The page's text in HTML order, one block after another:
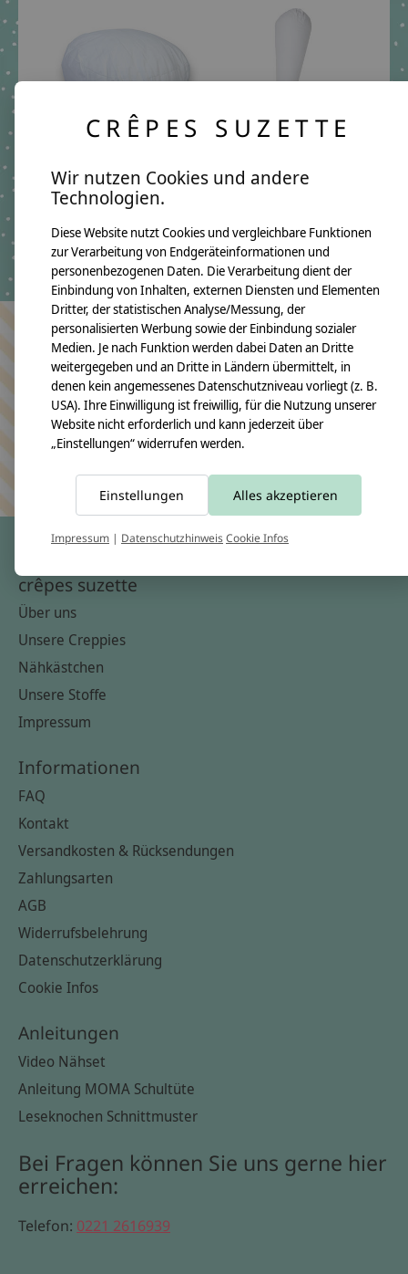
Lift-Up-Kissen für
Stoffschultüten
€14,09 *
*Inkl. MwSt. zzgl.
Versandkosten
10er Schultütenkissen,
€205,96 *
*Inkl. MwSt. zzgl.
Versandkosten
Bleiben Sie in Kontakt
crêpes suzette
Über uns
Unsere Creppies
Nähkästchen
Unsere Stoffe
Impressum
Informationen
FAQ
Kontakt
Versandkosten & Rücksendungen
Zahlungsarten
AGB
Widerrufsbelehrung
Datenschutzerklärung
Cookie Infos
Anleitungen
Video Nähset
Anleitung MOMA Schultüte
Leseknochen Schnittmuster
Bei Fragen können Sie uns gerne hier
erreichen:
Telefon: 0221 2616939
CRÊPES SUZETTE
Wir nutzen Cookies und andere
Technologien.
Diese Website nutzt Cookies und vergleichbare Funktionen
zur Verarbeitung von Endgeräteinformationen und
personenbezogenen Daten. Die Verarbeitung dient der
Einbindung von Inhalten, externen Diensten und Elementen
Dritter, der statistischen Analyse/Messung, der
personalisierten Werbung sowie der Einbindung sozialer
Medien. Je nach Funktion werden dabei Daten an Dritte
weitergegeben und an Dritte in Ländern übermittelt, in
denen kein angemessenes Datenschutzniveau vorliegt (z. B.
USA). Ihre Einwilligung ist freiwillig, für die Nutzung unserer
Website nicht erforderlich und kann jederzeit über
„Einstellungen“ widerrufen werden.
Einstellungen Alles akzeptieren
Impressum | DatenschutzhinweisCookie Infos